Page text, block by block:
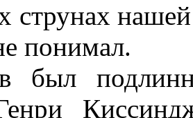
струнах
понимал.
был